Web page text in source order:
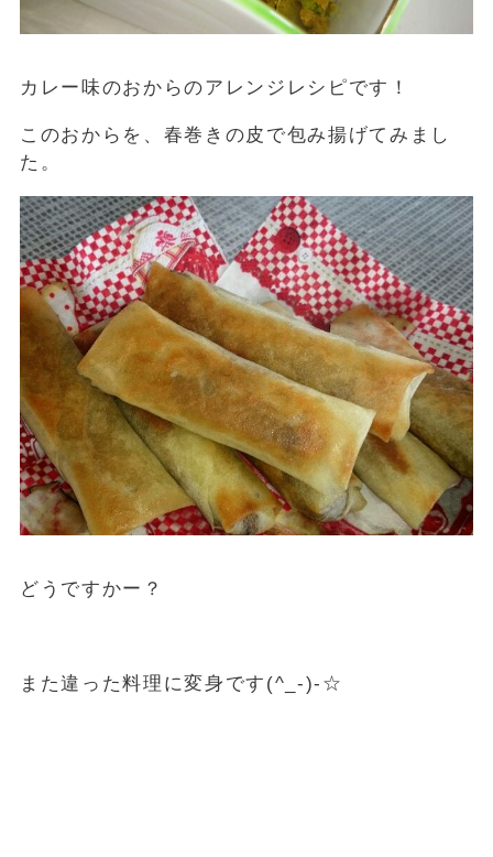
カレー味のおからのアレンジレシピです！
このおからを、春巻きの皮で包み揚げてみまし
た。
どうですかー？
また違った料理に変身です(^_-)-☆